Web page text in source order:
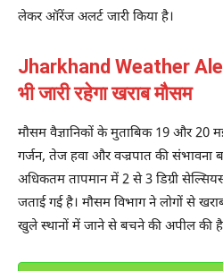
लेकर ऑरेंज अलर्ट जारी किया है।
Jharkhand Weather
भी जारी रहेगा खराब मौसम
मौसम वैज्ञानिकों के मुताबिक 19 और 20
गर्जन, तेज हवा और वज्रपात की संभावना
अधिकतम तापमान में 2 से 3 डिग्री
जताई गई है। मौसम विभाग ने लोगों से
खुले स्थानों में जाने से बचने की अपील की